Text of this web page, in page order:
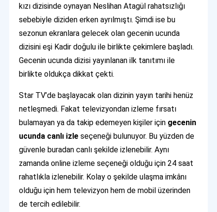
kızı dizisinde oynayan Neslihan Atagül rahatsızlığı
sebebiyle diziden erken ayrılmıştı. Şimdi ise bu
sezonun ekranlara gelecek olan gecenin ucunda
dizisini eşi Kadir doğulu ile birlikte çekimlere başladı.
Gecenin ucunda dizisi yayınlanan ilk tanıtımı ile
birlikte oldukça dikkat çekti.
Star TV’de başlayacak olan dizinin yayın tarihi henüz
netleşmedi. Fakat televizyondan izleme fırsatı
bulamayan ya da takip edemeyen kişiler için gecenin
ucunda canlı izleseçeneği bulunuyor. Bu yüzden de
güvenle buradan canlı şekilde izlenebilir. Aynı
zamanda online izleme seçeneği olduğu için 24 saat
rahatlıkla izlenebilir. Kolay o şekilde ulaşma imkânı
olduğu için hem televizyon hem de mobil üzerinden
de tercih edilebilir.